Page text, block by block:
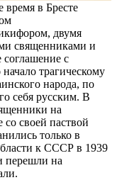
в Бресте
двумя
священниками и
с
трагическому
народа, по
себя русским. В
на
своей паствой
только в
к СССР в 1939
перешли на